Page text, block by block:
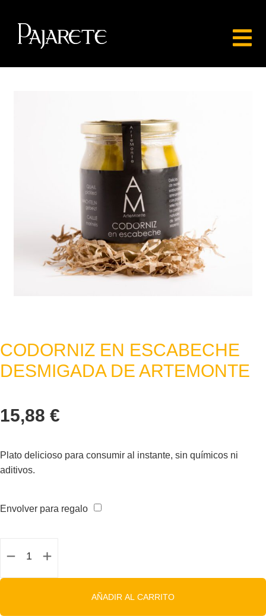
CODORNIZ EN ESCABECHE
DESMIGADA DE ARTEMONTE
15,88 €
Plato delicioso para consumir al instante, sin químicos ni
aditivos.
Envolver para regalo
AÑADIR AL CARRITO